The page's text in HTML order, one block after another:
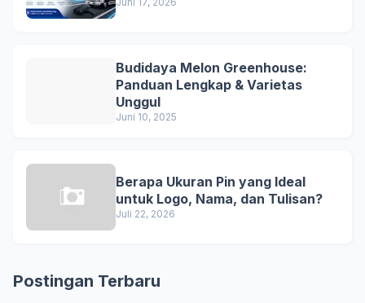
Budidaya Melon Greenhouse:
Panduan Lengkap & Varietas
Unggul
Juni 10, 2025
Berapa Ukuran Pin yang Ideal
untuk Logo, Nama, dan Tulisan?
Juli 22, 2026
Postingan Terbaru